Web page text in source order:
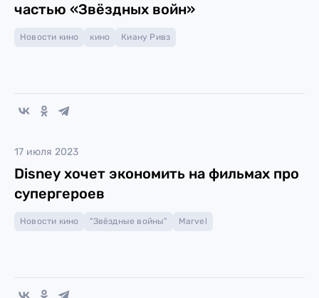
частью «Звёздных войн»
Новости кино кино Киану Ривз
17 июля 2023
Disney хочет экономить на фильмах про
супергероев
Новости кино "Звёздные войны" Marvel